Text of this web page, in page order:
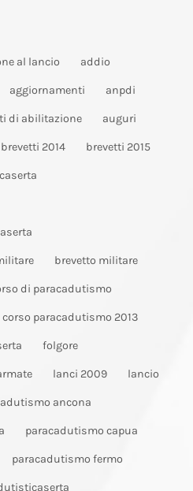
al lancio addio
aggiornamenti anpdi
di abilitazione auguri
brevetti 2014 brevetti 2015
brevetto militare
di paracadutismo
corso paracadutismo 2013
folgore
lanci 2009 lancio
ancona
paracadutismo capua
paracadutismo fermo